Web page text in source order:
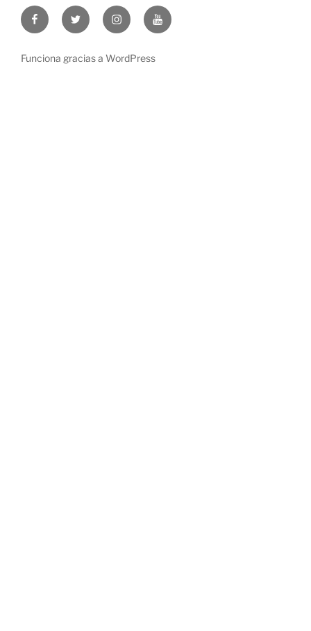
FacebookTwitter InstagramYoutube
Funciona gracias a WordPress